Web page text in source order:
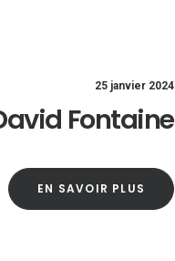
25 janvier 2024
Fontaine
EN SAVOIR PLUS